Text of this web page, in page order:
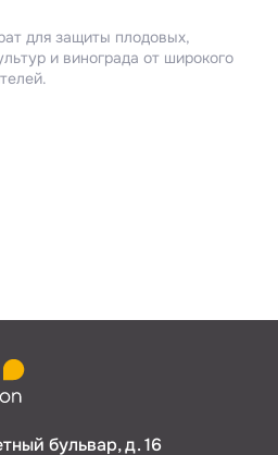
для защиты плодовых,
и винограда от широкого
бульвар, д. 16